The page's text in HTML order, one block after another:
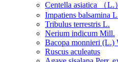
Centella asiatica （L.
Impatiens balsamina
Tribulus terrestris L.
Nerium indicum Mill.
Bacopa monnieri (L.)
Ruscus aculeatus